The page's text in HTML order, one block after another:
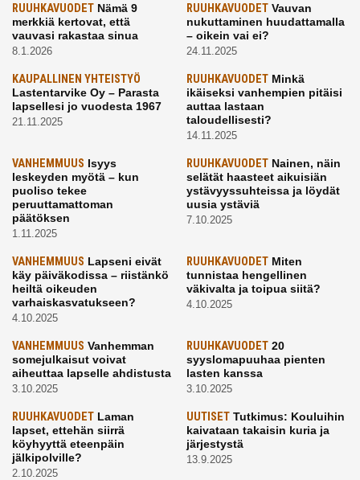
RUUHKAVUODET Nämä 9
merkkiä kertovat, että
vauvasi rakastaa sinua
8.1.2026
RUUHKAVUODETVauvan
nukuttaminen huudattamalla
– oikein vai ei?
24.11.2025
KAUPALLINEN YHTEISTYÖ
Lastentarvike Oy – Parasta
lapsellesi jo vuodesta 1967
21.11.2025
RUUHKAVUODETMinkä
ikäiseksi vanhempien pitäisi
auttaa lastaan
taloudellisesti?
14.11.2025
VANHEMMUUS Isyys
leskeyden myötä – kun
puoliso tekee
peruuttamattoman
päätöksen
1.11.2025
RUUHKAVUODETNainen, näin
selätät haasteet aikuisiän
ystävyyssuhteissa ja löydät
uusia ystäviä
7.10.2025
VANHEMMUUS Lapseni eivät
käy päiväkodissa – riistänkö
heiltä oikeuden
varhaiskasvatukseen?
4.10.2025
RUUHKAVUODETMiten
tunnistaa hengellinen
väkivalta ja toipua siitä?
4.10.2025
VANHEMMUUS Vanhemman
somejulkaisut voivat
aiheuttaa lapselle ahdistusta
3.10.2025
RUUHKAVUODET20
syyslomapuuhaa pienten
lasten kanssa
3.10.2025
RUUHKAVUODET Laman
lapset, ettehän siirrä
köyhyyttä eteenpäin
jälkipolville?
2.10.2025
UUTISETTutkimus: Kouluihin
kaivataan takaisin kuria ja
järjestystä
13.9.2025